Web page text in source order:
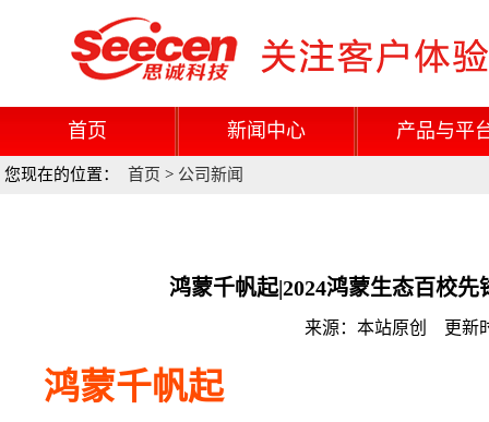
首页 新闻中心 产品与平
您现在的位置： 首页 > 公司新闻
鸿蒙千帆起|2024鸿蒙生态百校
来源：本站原创 更新
鸿蒙千帆起